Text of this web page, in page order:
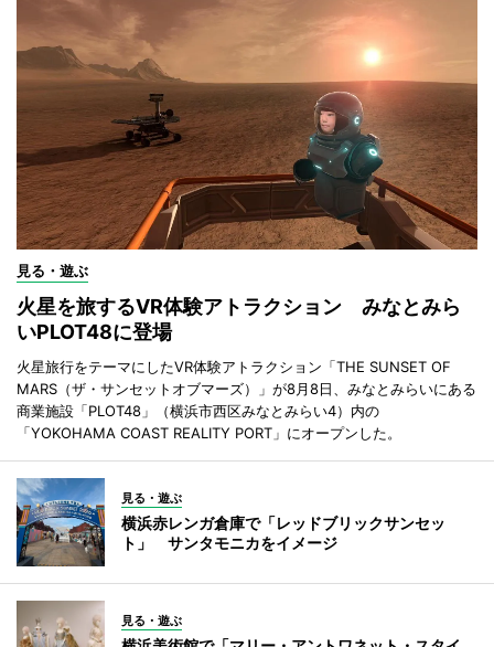
見る・遊ぶ
火星を旅するVR体験アトラクション みなとみら
いPLOT48に登場
火星旅行をテーマにしたVR体験アトラクション「THE SUNSET OF
MARS（ザ・サンセットオブマーズ）」が8月8日、みなとみらいにある
商業施設「PLOT48」（横浜市西区みなとみらい4）内の
「YOKOHAMA COAST REALITY PORT」にオープンした。
見る・遊ぶ
横浜赤レンガ倉庫で「レッドブリックサンセッ
ト」 サンタモニカをイメージ
見る・遊ぶ